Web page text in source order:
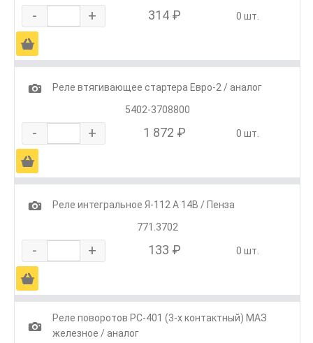
- + 314 ₽ 0 шт.
Ä
1
Реле втягивающее стартера Евро-2 / аналог
5402-3708800
- + 1 872 ₽ 0 шт.
Ä
1
Реле интегральное Я-112 А 14В / Пенза
771.3702
- + 133 ₽ 0 шт.
Ä
1
Реле поворотов РС-401 (3-х контактный) МАЗ
железное / аналог